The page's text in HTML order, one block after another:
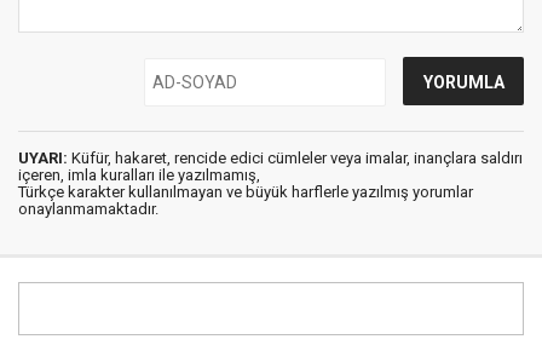
UYARI: Küfür, hakaret, rencide edici cümleler veya imalar, inançlara saldırı
içeren, imla kuralları ile yazılmamış,
Türkçe karakter kullanılmayan ve büyük harflerle yazılmış yorumlar
onaylanmamaktadır.